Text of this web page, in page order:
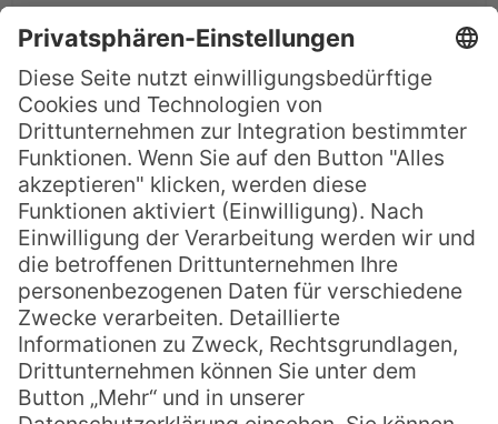
Victoria, Südaustralien und
das Northern Territory
Im Süden und Norden des Kontinentes
finden Sie beeindruckende Inseln, die auf
einer Australien Reise nicht fehlen sollten.
Lassen Sie sich verzaubern von der
Tierwelt Südaustraliens und der
Freundlichkeit der Aborigines im Norden
des Landes. Hier finden Sie eine
Übersicht verschiedener Inseln in Victoria,
Südaustralien und dem Northern
Territory. »